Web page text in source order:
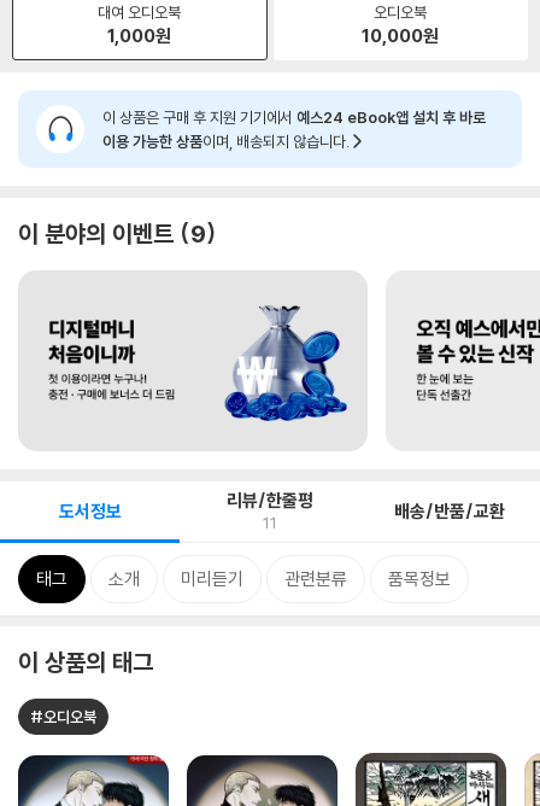
대여 오디오북
1,000원
오디오북
10,000원
이 상품은 구매 후 지원 기기에서 예스24 eBook앱 설치 후 바로
이용 가능한 상품이며, 배송되지 않습니다.
이 분야의 이벤트 9
도서정보 리뷰/한줄평
11 배송/반품/교환
태그 소개 미리듣기 관련분류 품목정보
이 상품의 태그
#오디오북